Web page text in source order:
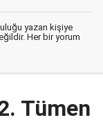
yazan kişiye
Her bir yorum
Tümen